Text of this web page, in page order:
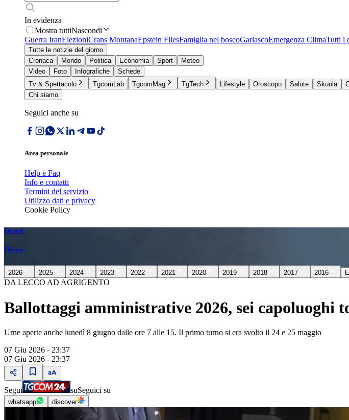
In evidenza
Mostra tuttiNascondi
Guerra IranElezioniCrans MontanaEpstein FilesFamiglia nel boscoGarlascoEmergenza ClimaTutti i
Tutte le notizie del giorno
Cronaca
Mondo Politica Economia Sport
Meteo
Video
Foto Infografiche
Schede
Tv & Spettacolo
TgcomLab TgcomMag TgTech Lifestyle Oroscopo Salute Skuola
Chi siamo
Seguici anche su
Area personale
Help e Faq
Info e contatti
Termini del servizio
Utilizzo dati e privacy
Cookie Policy
Elezioni
Elezioni
2026 2025 2024 2023 2022 2021 2020 2019 2018 2017 2016
DA LECCO AD AGRIGENTO
Ballottaggi amministrative 2026, sei capoluoghi
Urne aperte anche lunedì 8 giugno dalle ore 7 alle 15. Il primo turno si era svolto il 24 e 25 maggio
07 Giu 2026 - 23:37
07 Giu 2026 - 23:37
Segui suSeguici su
whatsapp discover